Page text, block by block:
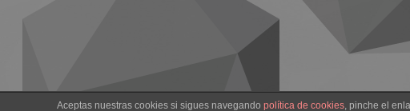
Aceptas nuestras cookies si sigues navegando política de cookies, pinche el